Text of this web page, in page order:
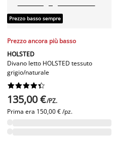
Prezzo basso sempre
Prezzo ancora più basso
HOLSTED
Divano letto HOLSTED tessuto
grigio/naturale






135,00 €/PZ.
Prima era 150,00 € /pz.